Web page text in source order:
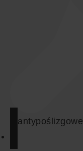
antypoślizgowe